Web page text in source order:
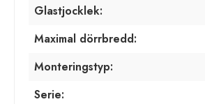
Glastjocklek:
Maximal dörrbredd:
Monteringstyp:
Serie: